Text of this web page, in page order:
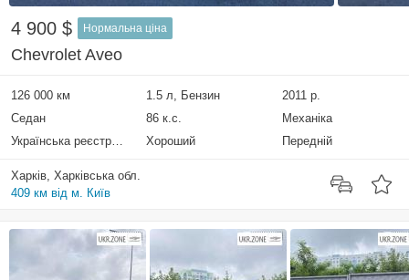
4 900 $ Нормальна ціна
Chevrolet Aveo
126 000 км 1.5 л, Бензин
2011 р.
Седан
86 к.с.
Механіка
Українська реєстрація
Хороший Передній
Харків, Харківська обл.
409 км від м. Київ